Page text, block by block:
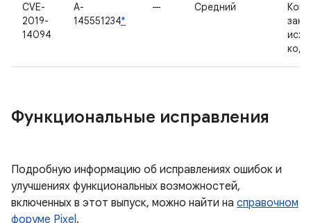
CVE-
2019-
14094
A-
145551234*
— Средний
Функциональные исправления
Подробную информацию об исправлениях ошибок и
улучшениях функциональных возможностей,
включенных в этот выпуск, можно найти на справочном
форуме Pixel .